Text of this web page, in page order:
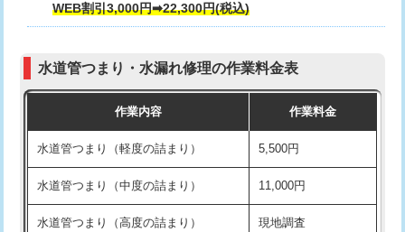
マス交換（深さ50㎝以上）
コンクリート斫り（厚さ10㎝超え） 38,500円
モルタル補修（厚さ10㎝まで） 27,500円
モルタル補修（厚さ10㎝超え） 38,500円
洗面台設置 38,500円
交換・取付（タンク） 22,000円+材料費
交換・取付(単水栓（壁付・デッキ
式）)
13,200円+材料費
交換・取付(混合水栓（壁付・デッキ
式・ワンホール）)
16,500円+材料費
交換・取付(排水栓・排水トラップ
（P/S/ポップアップ））
22,000円+材料費
交換・取付（その他部品） 11,000円+材料費
WEB割引3,000円➡22,300円(税込)
水道管つまり・水漏れ修理の作業料金表
作業内容 作業料金
水道管つまり（軽度の詰まり） 5,500円
水道管つまり（中度の詰まり） 11,000円
水道管つまり（高度の詰まり） 現地調査